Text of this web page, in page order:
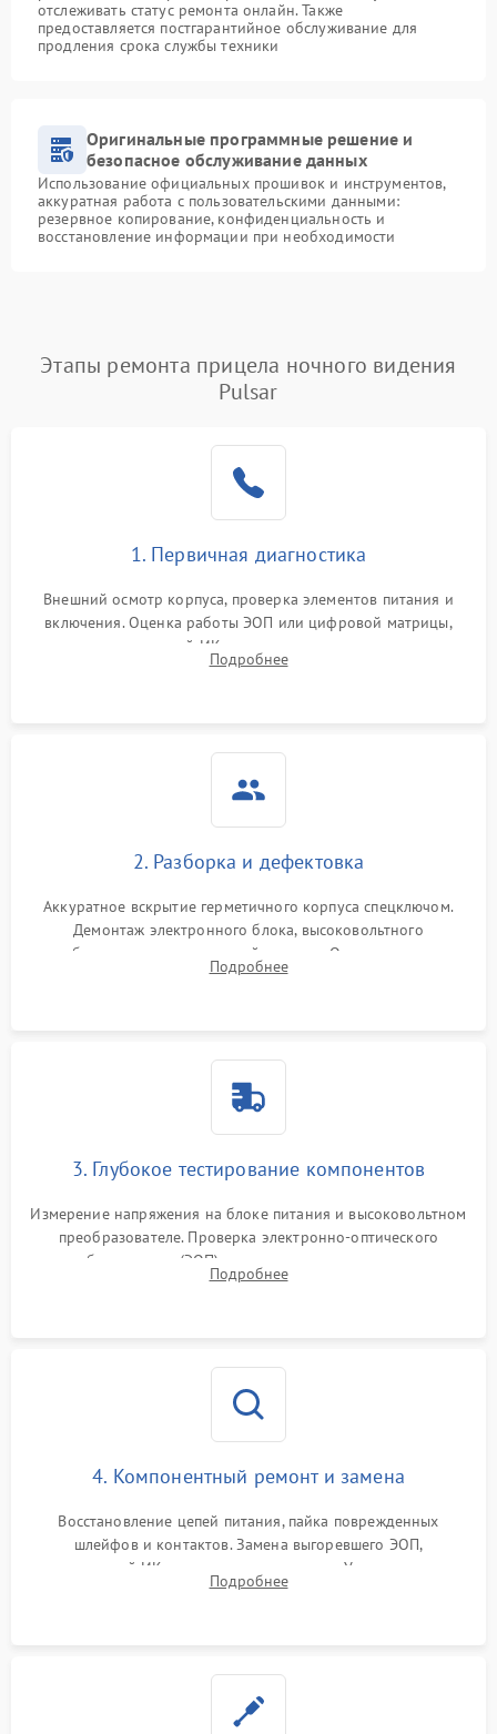
отслеживать статус ремонта онлайн. Также
предоставляется постгарантийное обслуживание для
продления срока службы техники
Оригинальные программные решение и
безопасное обслуживание данных
Использование официальных прошивок и инструментов,
аккуратная работа с пользовательскими данными:
резервное копирование, конфиденциальность и
восстановление информации при необходимости
Этапы ремонта прицела ночного видения
Pulsar
1. Первичная диагностика
Внешний осмотр корпуса, проверка элементов питания и
включения. Оценка работы ЭОП или цифровой матрицы,
проверка встроенной ИК-подсветки и механизма выверки
прицельной сетки. Выявление видимых дефектов оптики и
Подробнее
2. Разборка и дефектовка
Аккуратное вскрытие герметичного корпуса спецключом.
Демонтаж электронного блока, высоковольтного
преобразователя и оптической системы. Осмотр контактов
на окисление и проверка целостности уплотнительных
Подробнее
3. Глубокое тестирование компонентов
Измерение напряжения на блоке питания и высоковольтном
преобразователе. Проверка электронно-оптического
преобразователя (ЭОП) на стенде на предмет эмиссии,
шумов и засветок. Диагностика микросхем цифровых
Подробнее
4. Компонентный ремонт и замена
Восстановление цепей питания, пайка поврежденных
шлейфов и контактов. Замена выгоревшего ЭОП,
неисправной ИК-подсветки или матрицы. Ультразвуковая
очистка плат и удаление загрязнений с линз объектива и
Подробнее